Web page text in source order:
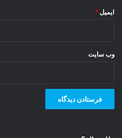
ایمیل *
وب‌ سایت